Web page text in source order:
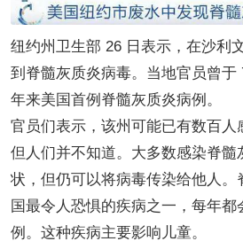
纽约州卫生部 26 日表示，在沙利
到脊髓灰质炎病毒。当地官员曾于
年来美国首例脊髓灰质炎病例。
官员们表示，该州可能已有数百人
但人们并不知道。大多数感染脊髓
状，但仍可以将病毒传染给他人。
国最令人恐惧的疾病之一，每年都
例。这种疾病主要影响儿童。